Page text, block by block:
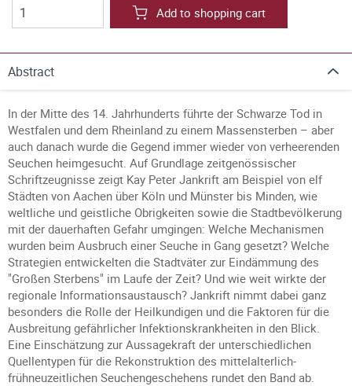
Add to shopping cart
Abstract
In der Mitte des 14. Jahrhunderts führte der Schwarze Tod in
Westfalen und dem Rheinland zu einem Massensterben – aber
auch danach wurde die Gegend immer wieder von verheerenden
Seuchen heimgesucht. Auf Grundlage zeitgenössischer
Schriftzeugnisse zeigt Kay Peter Jankrift am Beispiel von elf
Städten von Aachen über Köln und Münster bis Minden, wie
weltliche und geistliche Obrigkeiten sowie die Stadtbevölkerung
mit der dauerhaften Gefahr umgingen: Welche Mechanismen
wurden beim Ausbruch einer Seuche in Gang gesetzt? Welche
Strategien entwickelten die Stadtväter zur Eindämmung des
"Großen Sterbens" im Laufe der Zeit? Und wie weit wirkte der
regionale Informationsaustausch? Jankrift nimmt dabei ganz
besonders die Rolle der Heilkundigen und die Faktoren für die
Ausbreitung gefährlicher Infektionskrankheiten in den Blick.
Eine Einschätzung zur Aussagekraft der unterschiedlichen
Quellentypen für die Rekonstruktion des mittelalterlich-
frühneuzeitlichen Seuchengeschehens rundet den Band ab.